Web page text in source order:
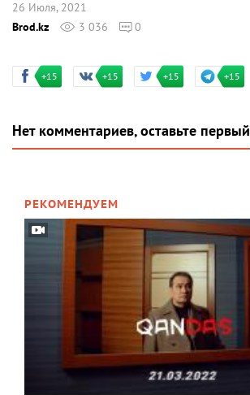
26 Июля, 2021
Brod.kz
3 036 0
+15 +15 +15 +15
Нет комментариев, оставьте первый
РЕКОМЕНДУЕМ